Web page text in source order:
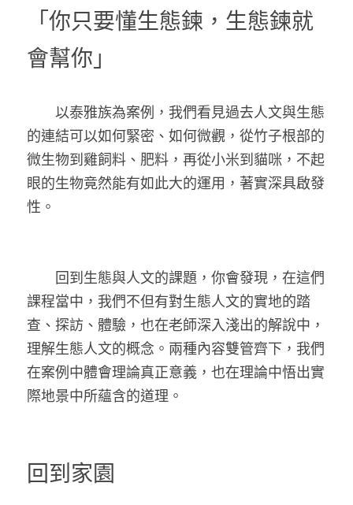
「你只要懂生態鍊，生態鍊就
會幫你」
以泰雅族為案例，我們看見過去人文與生態
的連結可以如何緊密、如何微觀，從竹子根部的
微生物到雞飼料、肥料，再從小米到貓咪，不起
眼的生物竟然能有如此大的運用，著實深具啟發
性。
回到生態與人文的課題，你會發現，在這們
課程當中，我們不但有對生態人文的實地的踏
查、探訪、體驗，也在老師深入淺出的解說中，
理解生態人文的概念。兩種內容雙管齊下，我們
在案例中體會理論真正意義，也在理論中悟出實
際地景中所蘊含的道理。
回到家園